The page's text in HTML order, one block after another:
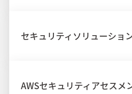
セキュリティソリューショ
AWSセキュリティアセスメ